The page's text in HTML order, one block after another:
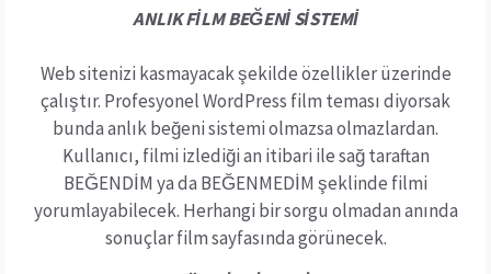
ANLIK FİLM BEĞENİ SİSTEMİ
Web sitenizi kasmayacak şekilde özellikler üzerinde
çalıştır. Profesyonel WordPress film teması diyorsak
bunda anlık beğeni sistemi olmazsa olmazlardan.
Kullanıcı, filmi izlediği an itibari ile sağ taraftan
BEĞENDİM ya da BEĞENMEDİM şeklinde filmi
yorumlayabilecek. Herhangi bir sorgu olmadan anında
sonuçlar film sayfasında görünecek.